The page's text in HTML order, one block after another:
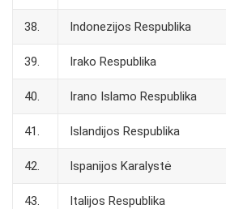
38. Indonezijos Respublika
39. Irako Respublika
40. Irano Islamo Respublika
41. Islandijos Respublika
42. Ispanijos Karalystė
43. Italijos Respublika